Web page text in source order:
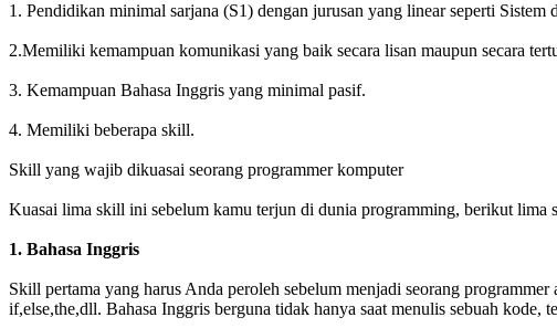
1. Pendidikan minimal sarjana (S1) dengan jurusan yang linear seperti
2.Memiliki kemampuan komunikasi yang baik secara lisan maupun secara
3. Kemampuan Bahasa Inggris yang minimal pasif.
4. Memiliki beberapa skill.
Skill yang wajib dikuasai seorang programmer komputer
Kuasai lima skill ini sebelum kamu terjun di dunia programming, berikut lima
1. Bahasa Inggris
Skill pertama yang harus Anda peroleh sebelum menjadi seorang
if,else,the,dll. Bahasa Inggris berguna tidak hanya saat menulis sebuah kode,